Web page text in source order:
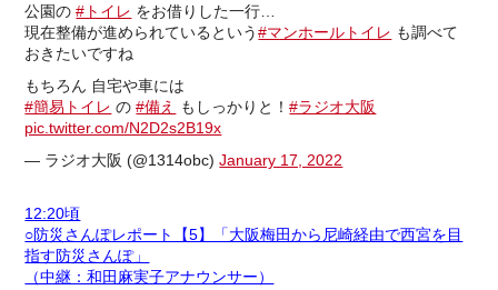
公園の#トイレ をお借りした一行…
現在整備が進められているという#マンホールトイレ も調べて
おきたいですね
もちろん 自宅や車には
#簡易トイレ の#備え もしっかりと！#ラジオ大阪
pic.twitter.com/N2D2s2B19x
— ラジオ大阪 (@1314obc)January 17, 2022
12:20頃
○防災さんぽレポート【5】「大阪梅田から尼崎経由で西宮を目
指す防災さんぽ」
（中継：和田麻実子アナウンサー）